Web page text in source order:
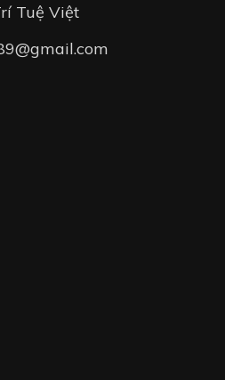
Tuệ Việt